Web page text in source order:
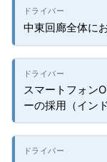
中東回廊全体に
スマートフォン
ーの採用（イン